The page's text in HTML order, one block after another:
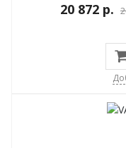
20 872 р.